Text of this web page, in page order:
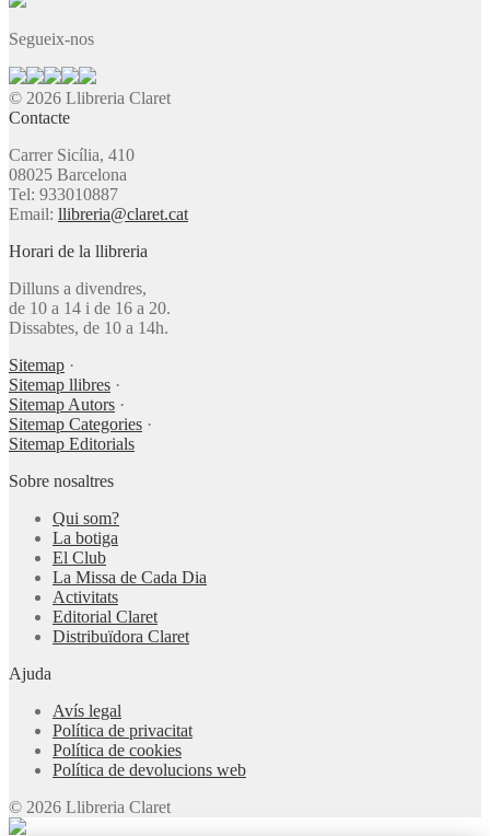
Segueix-nos
© 2026 Llibreria Claret
Contacte
Carrer Sicília, 410
08025 Barcelona
Tel: 933010887
Email: llibreria@claret.cat
Horari de la llibreria
Dilluns a divendres,
de 10 a 14 i de 16 a 20.
Dissabtes, de 10 a 14h.
Sitemap ·
Sitemap llibres ·
Sitemap Autors ·
Sitemap Categories ·
Sitemap Editorials
Sobre nosaltres
Qui som?
La botiga
El Club
La Missa de Cada Dia
Activitats
Editorial Claret
Distribuïdora Claret
Ajuda
Avís legal
Política de privacitat
Política de cookies
Política de devolucions web
© 2026 Llibreria Claret